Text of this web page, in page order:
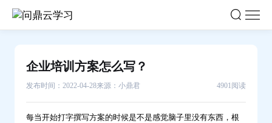
企业培训方案怎么写？
发布时间：2022-04-28来源：小鼎君 4901阅读
每当开始打字撰写方案的时候是不是感觉脑子里没有东西，根